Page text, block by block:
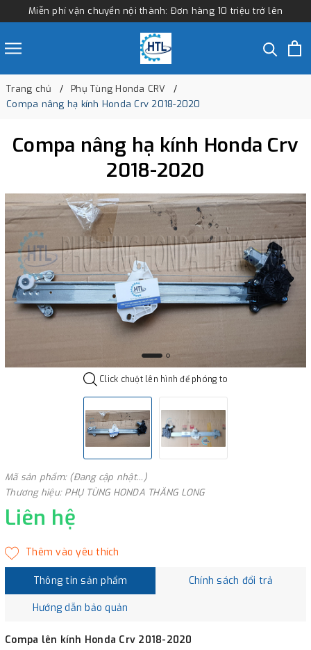
Miễn phí vận chuyển nội thành: Đơn hàng 10 triệu trở lên
Trang chủ
Phụ Tùng Honda CRV
Compa nâng hạ kính Honda Crv 2018-2020
Compa nâng hạ kính Honda Crv
2018-2020
Click chuột lên hình để phóng to
Mã sản phẩm: (Đang cập nhật...)
Thương hiệu: PHỤ TÙNG HONDA THĂNG LONG
Liên hệ
Thông tin sản phẩm Chính sách đổi trả
Hướng dẫn bảo quản
Compa lên kính Honda Crv 2018-2020